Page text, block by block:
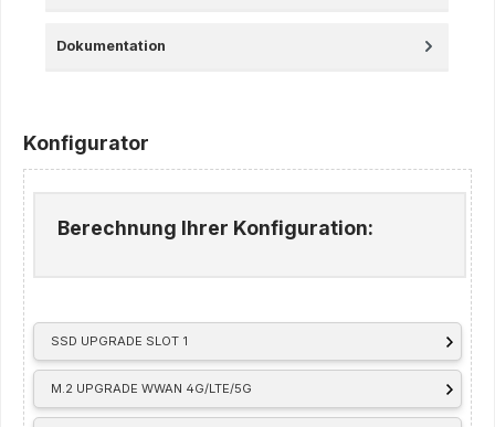
Dokumentation
Konfigurator
SSD UPGRADE SLOT 1
M.2 UPGRADE WWAN 4G/LTE/5G
Berechnung Ihrer Konfiguration: